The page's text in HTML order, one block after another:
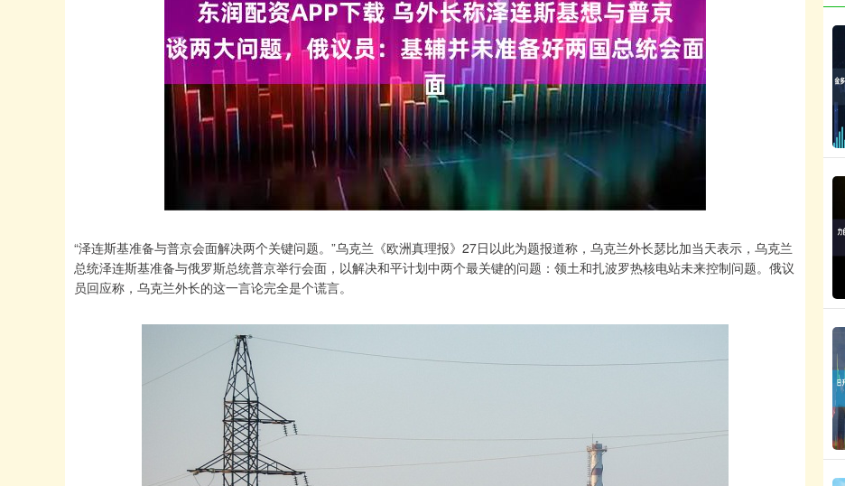
“泽连斯基准备与普京会面解决两个关键问题。”乌克兰《欧洲真理报》27日以此为题报道称，乌克兰外长瑟比加当天表示，乌克兰
总统泽连斯基准备与俄罗斯总统普京举行会面，以解决和平计划中两个最关键的问题：领土和扎波罗热核电站未来控制问题。俄议
员回应称，乌克兰外长的这一言论完全是个谎言。